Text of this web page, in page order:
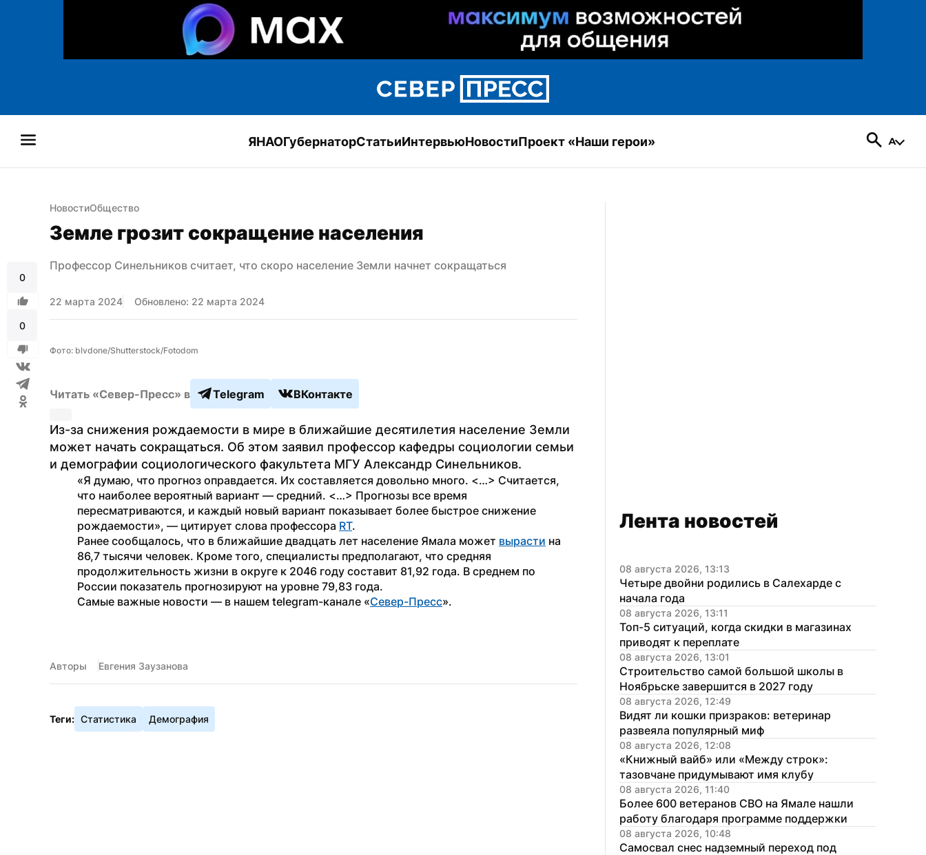
ЯНАОГубернаторСтатьиИнтервьюНовостиПроект «Наши герои»
0
0
НовостиОбщество
Земле грозит сокращение населения
Профессор Синельников считает, что скоро население Земли начнет сокращаться
22 марта 2024 Обновлено: 22 марта 2024
Фото: blvdone/Shutterstock/Fotodom
Читать «Север-Пресс» в Telegram ВКонтакте
Из-за снижения рождаемости в мире в ближайшие десятилетия население Земли
может начать сокращаться. Об этом заявил профессор кафедры социологии семьи
и демографии социологического факультета МГУ Александр Синельников.
«Я думаю, что прогноз оправдается. Их составляется довольно много. <…> Считается,
что наиболее вероятный вариант — средний. <…> Прогнозы все время
пересматриваются, и каждый новый вариант показывает более быстрое снижение
рождаемости», — цитирует слова профессора RT.
Ранее сообщалось, что в ближайшие двадцать лет население Ямала может вырасти на
86,7 тысячи человек. Кроме того, специалисты предполагают, что средняя
продолжительность жизни в округе к 2046 году составит 81,92 года. В среднем по
России показатель прогнозируют на уровне 79,83 года.
Самые важные новости — в нашем telegram-канале «Север-Пресс».
Авторы Евгения Заузанова
Теги: Статистика Демография
Лента новостей
08 августа 2026, 13:13
Четыре двойни родились в Салехарде с
начала года
08 августа 2026, 13:11
Топ-5 ситуаций, когда скидки в магазинах
приводят к переплате
08 августа 2026, 13:01
Строительство самой большой школы в
Ноябрьске завершится в 2027 году
08 августа 2026, 12:49
Видят ли кошки призраков: ветеринар
развеяла популярный миф
08 августа 2026, 12:08
«Книжный вайб» или «Между строк»:
тазовчане придумывают имя клубу
08 августа 2026, 11:40
Более 600 ветеранов СВО на Ямале нашли
работу благодаря программе поддержки
08 августа 2026, 10:48
Самосвал снес надземный переход под